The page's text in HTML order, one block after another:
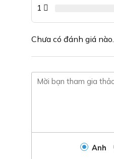
1
Chưa có đánh giá nào.
Anh